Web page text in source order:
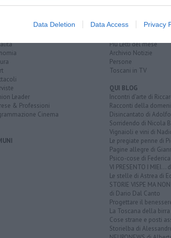
Data Deletion Data Access Privacy
Leader
& Professioni
Cinema
Le notizie di oggi
Più Letti del mese
Archivio Notizie
Persone
Toscani in TV
QUI BLOG
Incontri d'arte di
Racconti della
Disincantato di
Sorridendo di Nicola
Vignaioli e vini di
Le pregiate penne di
Pagine allegre di
Psico-cose di
VI PRESENTO I
Le stelle di Astrea di
STORIE VISPE MA
di Dario Dal Canto
Progettare il
La Toscana della
Cose strane e posti
Storielba di